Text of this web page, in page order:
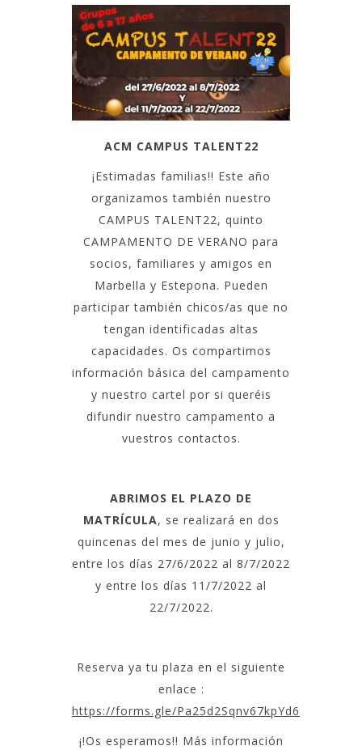
ACM CAMPUS TALENT22
¡Estimadas familias!! Este año
organizamos también nuestro
CAMPUS TALENT22, quinto
CAMPAMENTO DE VERANO para
socios, familiares y amigos en
Marbella y Estepona. Pueden
participar también chicos/as que no
tengan identificadas altas
capacidades. Os compartimos
información básica del campamento
y nuestro cartel por si queréis
difundir nuestro campamento a
vuestros contactos.
ABRIMOS EL PLAZO DE
MATRÍCULA, se realizará en dos
quincenas del mes de junio y julio,
entre los días 27/6/2022 al 8/7/2022
y entre los días 11/7/2022 al
22/7/2022.
Reserva ya tu plaza en el siguiente
enlace :
https://forms.gle/Pa25d2Sqnv67kpYd6
¡!Os esperamos!! Más información